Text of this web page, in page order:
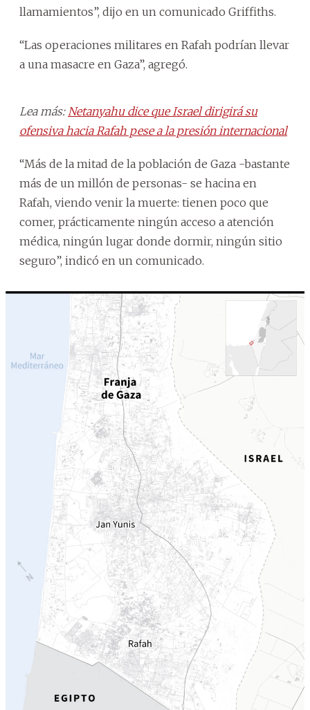
llamamientos”, dijo en un comunicado Griffiths.
“Las operaciones militares en Rafah podrían llevar
a una masacre en Gaza”, agregó.
Lea más: Netanyahu dice que Israel dirigirá su
ofensiva hacia Rafah pese a la presión internacional
“Más de la mitad de la población de Gaza -bastante
más de un millón de personas- se hacina en
Rafah, viendo venir la muerte: tienen poco que
comer, prácticamente ningún acceso a atención
médica, ningún lugar donde dormir, ningún sitio
seguro”, indicó en un comunicado.